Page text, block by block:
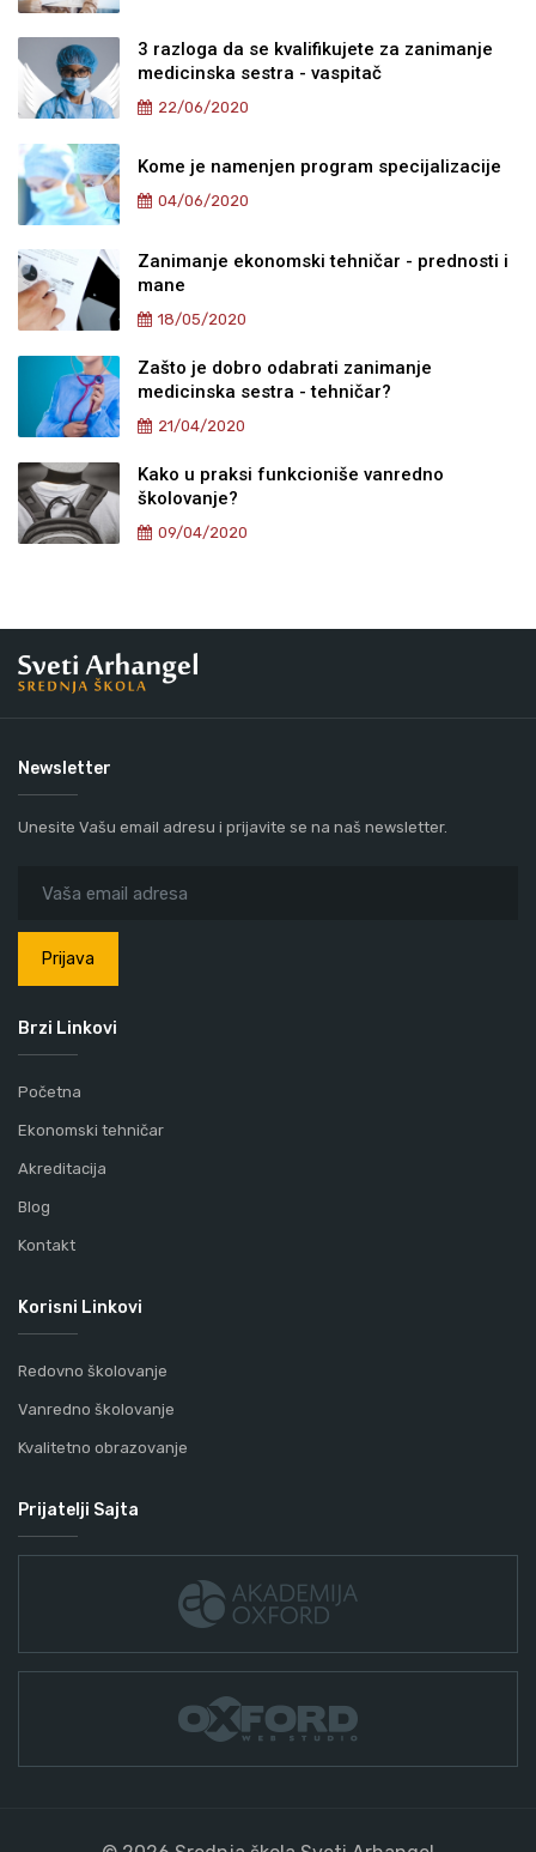
3 razloga da se kvalifikujete za zanimanje
medicinska sestra - vaspitač
22/06/2020
Kome je namenjen program specijalizacije
04/06/2020
Zanimanje ekonomski tehničar - prednosti i
mane
18/05/2020
Zašto je dobro odabrati zanimanje
medicinska sestra - tehničar?
21/04/2020
Kako u praksi funkcioniše vanredno
školovanje?
09/04/2020
Newsletter
Unesite Vašu email adresu i prijavite se na naš newsletter.
Prijava
Brzi Linkovi
Početna
Ekonomski tehničar
Akreditacija
Blog
Kontakt
Korisni Linkovi
Redovno školovanje
Vanredno školovanje
Kvalitetno obrazovanje
Prijatelji Sajta